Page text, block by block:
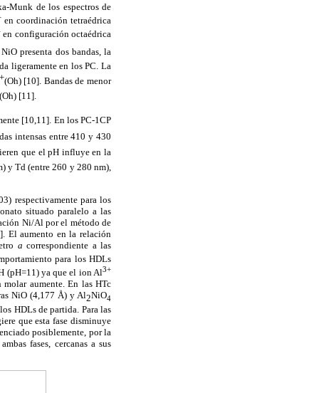
Munk de los espectros de
en coordinación tetraédrica
en configuración octaédrica
presenta dos bandas, la
ligeramente en los PC. La
(Oh) [10]. Bandas de menor
(Oh) [11].
[10,11]. En los PC-1CP
intensas entre 410 y 430
que el pH influye en la
y Td (entre 260 y 280 nm),
respectivamente para los
situado paralelo a las
Ni/Al por el método de
El aumento en la relación
acorrespondiente a las
para los HDLs
(pH=11) ya que el ion Al3+
aumente. En las HTc
NiO (4,177 Å) y Al2NiO4
HDLs de partida. Para las
que esta fase disminuye
posiblemente, por la
fases, cercanas a sus